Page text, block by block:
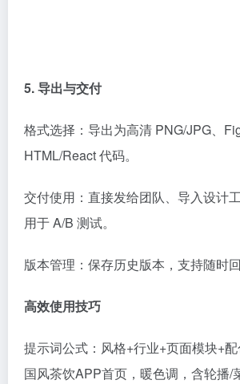
5. 导出与交付
格式选择：导出为高清 PNG/JPG、
HTML/React 代码。
交付使用：直接发给团队、导入设计
用于 A/B 测试。
版本管理：保存历史版本，支持随时回
高效使用技巧
提示词公式：风格+行业+页面模块+配
国风茶饮APP首页，暖色调，含轮播/